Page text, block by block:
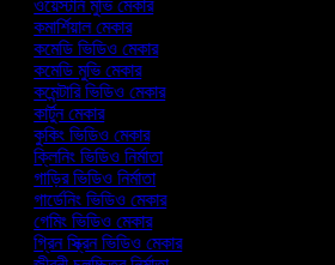
ওয়েস্টার্ন মুভি মেকার
কমার্শিয়াল মেকার
কমেডি ভিডিও মেকার
কমেডি মুভি মেকার
কমেন্টারি ভিডিও মেকার
কার্টুন মেকার
কুকিং ভিডিও মেকার
ক্লিনিং ভিডিও নির্মাতা
গাড়ির ভিডিও নির্মাতা
গার্ডেনিং ভিডিও মেকার
গেমিং ভিডিও মেকার
গ্রিন স্ক্রিন ভিডিও মেকার